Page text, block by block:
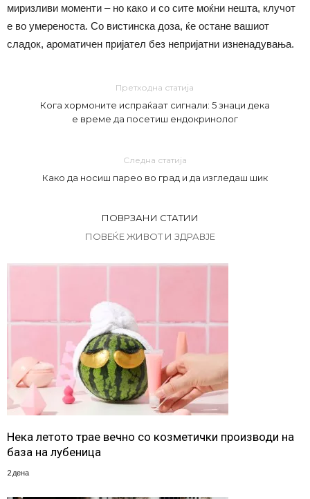
миризливи моменти – но како и со сите моќни нешта, клучот
е во умереноста. Со вистинска доза, ќе остане вашиот
сладок, ароматичен пријател без непријатни изненадувања.
Претходна статија
Кога хормоните испраќаат сигнали: 5 знаци дека
е време да посетиш ендокринолог
Следна статија
Како да носиш парео во град и да изгледаш шик
ПОВРЗАНИ СТАТИИ
ПОВЕЌЕ ЖИВОТ И ЗДРАВЈЕ
Нека летото трае вечно со козметички производи на
база на лубеница
2 дена